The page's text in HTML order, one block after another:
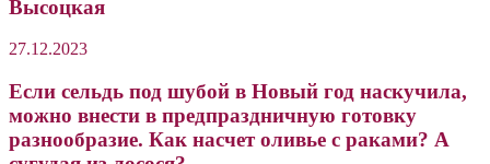
Высоцкая
27.12.2023
Если сельдь под шубой в Новый год наскучила,
можно внести в предпраздничную готовку
разнообразие. Как насчет оливье с раками? А